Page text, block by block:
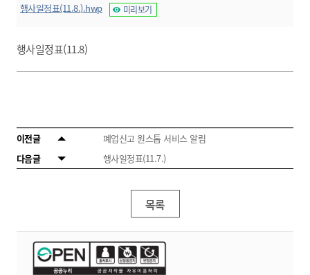
행사일정표(11.8.).hwp 미리보기
행사일정표(11.8)
이전글
폐업신고 원스톱 서비스 알림
다음글
행사일정표(11.7.)
목록